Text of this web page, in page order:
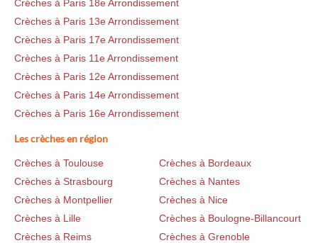
Crèches à Paris 18e Arrondissement
Crèches à Paris 13e Arrondissement
Crèches à Paris 17e Arrondissement
Crèches à Paris 11e Arrondissement
Crèches à Paris 12e Arrondissement
Crèches à Paris 14e Arrondissement
Crèches à Paris 16e Arrondissement
Les crèches en région
Crèches à Toulouse
Crèches à Bordeaux
Crèches à Strasbourg
Crèches à Nantes
Crèches à Montpellier
Crèches à Nice
Crèches à Lille
Crèches à Boulogne-Billancourt
Crèches à Reims
Crèches à Grenoble